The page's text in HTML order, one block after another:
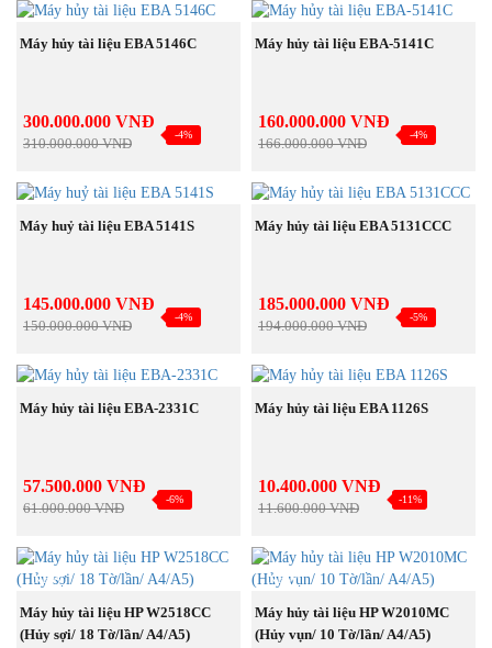
MUA NGAY
Máy hủy tài liệu EBA 5146C
300.000.000 VNĐ
310.000.000 VNĐ
-4%
MUA NGAY
Máy hủy tài liệu EBA-5141C
160.000.000 VNĐ
166.000.000 VNĐ
-4%
MUA NGAY
Máy huỷ tài liệu EBA 5141S
145.000.000 VNĐ
150.000.000 VNĐ
-4%
MUA NGAY
Máy hủy tài liệu EBA 5131CCC
185.000.000 VNĐ
194.000.000 VNĐ
-5%
MUA NGAY
Máy hủy tài liệu EBA-2331C
57.500.000 VNĐ
61.000.000 VNĐ
-6%
MUA NGAY
Máy hủy tài liệu EBA 1126S
10.400.000 VNĐ
11.600.000 VNĐ
-11%
NEW
MUA NGAY
Máy hủy tài liệu HP W2518CC
(Hủy sợi/ 18 Tờ/lần/ A4/A5)
NEW
MUA NGAY
Máy hủy tài liệu HP W2010MC
(Hủy vụn/ 10 Tờ/lần/ A4/A5)